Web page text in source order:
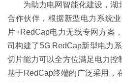
为助力电网智能化建设，湖
合作伙伴，根据新型电力系统
片+RedCap电力无线专网方案
司构建了5G RedCap新型电力
切片能力可以全方位满足电力控
基于RedCap终端的广泛采用，